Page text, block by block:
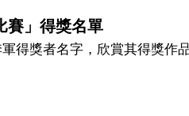
賽」得獎名單
得獎者名字，欣賞其得獎作